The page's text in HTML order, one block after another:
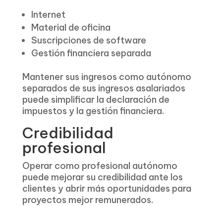
Internet
Material de oficina
Suscripciones de software
Gestión financiera separada
Mantener sus ingresos como autónomo
separados de sus ingresos asalariados
puede simplificar la declaración de
impuestos y la gestión financiera.
Credibilidad
profesional
Operar como profesional autónomo
puede mejorar su credibilidad ante los
clientes y abrir más oportunidades para
proyectos mejor remunerados.